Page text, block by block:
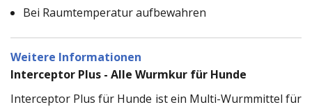
Bei Raumtemperatur aufbewahren
Weitere Informationen
Interceptor Plus - Alle Wurmkur für Hunde
Interceptor Plus für Hunde ist ein Multi-Wurmmittel für